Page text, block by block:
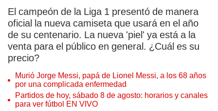
El campeón de la Liga 1 presentó de manera
oficial la nueva camiseta que usará en el año
de su centenario. La nueva 'piel' ya está a la
venta para el público en general. ¿Cuál es su
precio?
Murió Jorge Messi, papá de Lionel Messi, a los 68 años
por una complicada enfermedad
Partidos de hoy, sábado 8 de agosto: horarios y canales
para ver fútbol EN VIVO